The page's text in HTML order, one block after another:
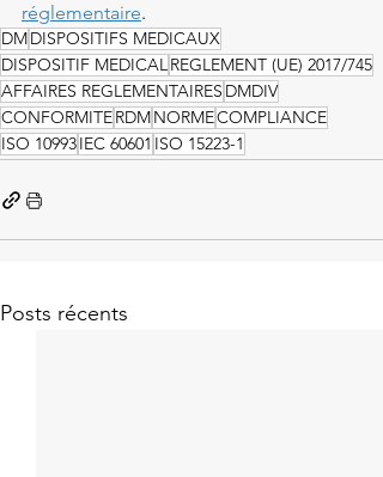
réglementaire.
DMDISPOSITIFS MEDICAUX
DISPOSITIF MEDICALREGLEMENT (UE) 2017/745
AFFAIRES REGLEMENTAIRES DMDIV
CONFORMITERDMNORMECOMPLIANCE
ISO 10993IEC 60601 ISO 15223-1
Posts récents